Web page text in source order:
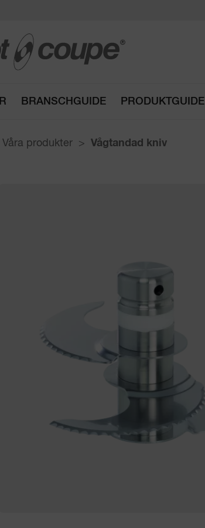
BRANSCHGUIDE PRODUKTGUIDE
Våra produkter Vågtandad kniv